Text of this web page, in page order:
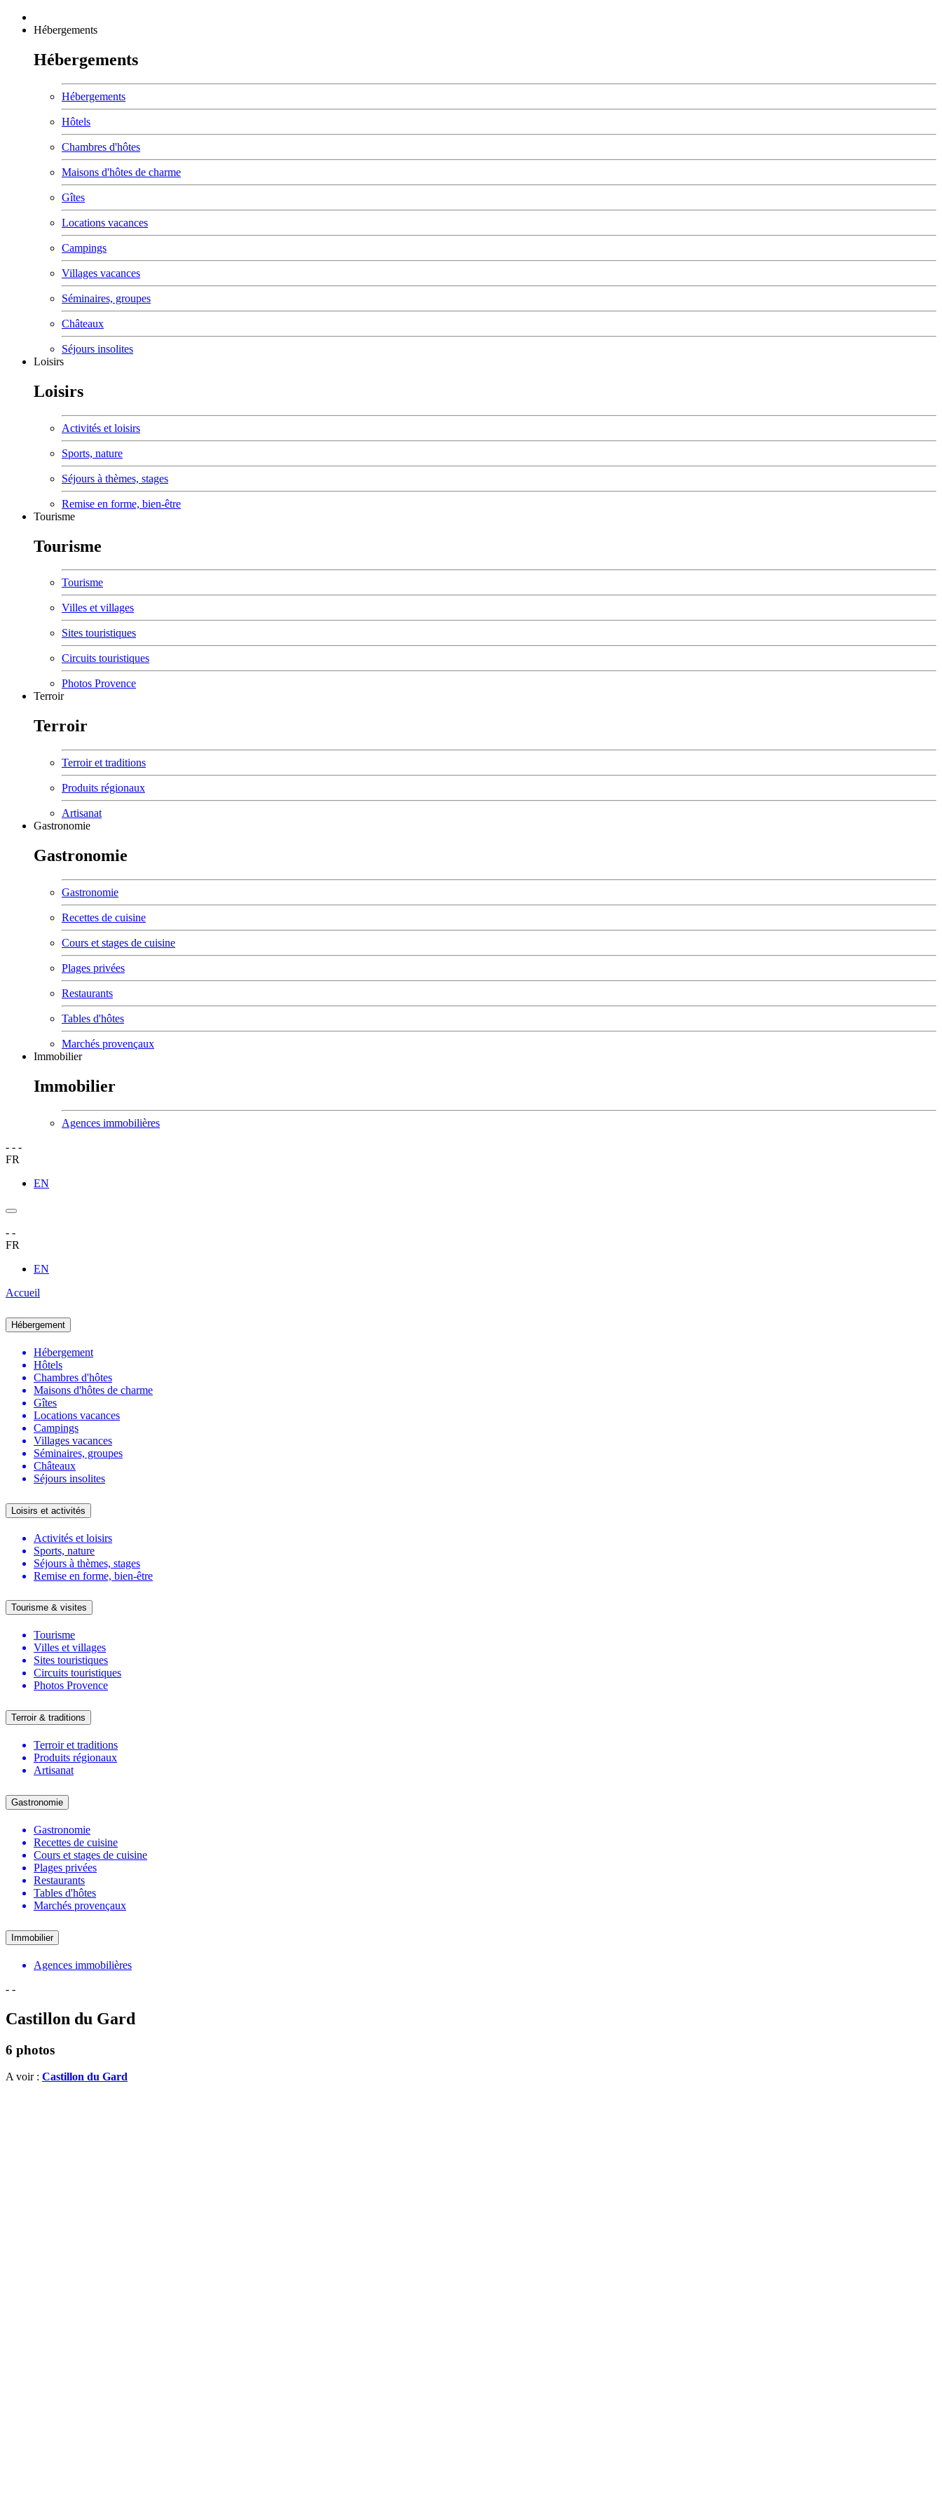
Hébergements
Hébergements
Hébergements
Hôtels
Chambres d'hôtes
Maisons d'hôtes de charme
Gîtes
Locations vacances
Campings
Villages vacances
Séminaires, groupes
Châteaux
Séjours insolites
Loisirs
Loisirs
Activités et loisirs
Sports, nature
Séjours à thèmes, stages
Remise en forme, bien-être
Tourisme
Tourisme
Tourisme
Villes et villages
Sites touristiques
Circuits touristiques
Photos Provence
Terroir
Terroir
Terroir et traditions
Produits régionaux
Artisanat
Gastronomie
Gastronomie
Gastronomie
Recettes de cuisine
Cours et stages de cuisine
Plages privées
Restaurants
Tables d'hôtes
Marchés provençaux
Immobilier
Immobilier
Agences immobilières
- - -
FR
EN
- -
FR
EN
Accueil
Hébergement
Hébergement
Hôtels
Chambres d'hôtes
Maisons d'hôtes de charme
Gîtes
Locations vacances
Campings
Villages vacances
Séminaires, groupes
Châteaux
Séjours insolites
Loisirs et activités
Activités et loisirs
Sports, nature
Séjours à thèmes, stages
Remise en forme, bien-être
Tourisme & visites
Tourisme
Villes et villages
Sites touristiques
Circuits touristiques
Photos Provence
Terroir & traditions
Terroir et traditions
Produits régionaux
Artisanat
Gastronomie
Gastronomie
Recettes de cuisine
Cours et stages de cuisine
Plages privées
Restaurants
Tables d'hôtes
Marchés provençaux
Immobilier
Agences immobilières
- -
Castillon du Gard
6 photos
A voir : Castillon du Gard